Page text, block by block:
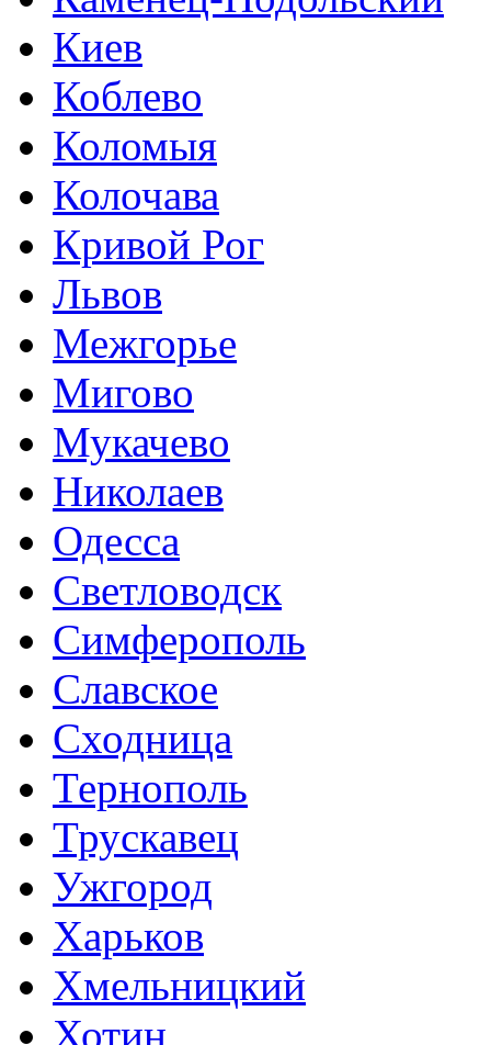
Киев
Коблево
Коломыя
Колочава
Кривой Рог
Львов
Межгорье
Мигово
Мукачево
Николаев
Одесса
Светловодск
Симферополь
Славское
Сходница
Тернополь
Трускавец
Ужгород
Харьков
Хмельницкий
Хотин